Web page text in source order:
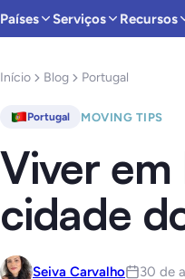
Países Serviços Recursos
Início Blog Portugal
Portugal MOVING TIPS
Viver em
cidade
Seiva Carvalho 30 de